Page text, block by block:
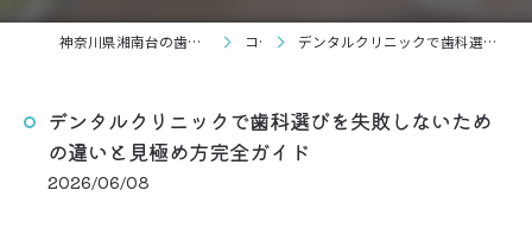
神奈川県湘南台の歯科なら仁歯科・矯正歯科クリニック コラム デンタルクリニックで歯科選びを失敗しないための違いと見極め方完全ガイド
デンタルクリニックで歯科選びを失敗しないため
の違いと見極め方完全ガイド
2026/06/08